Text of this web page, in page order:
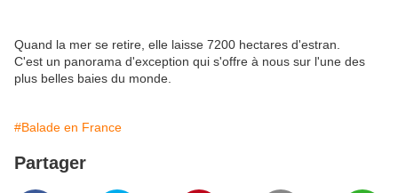
Quand la mer se retire, elle laisse 7200 hectares d'estran.
C'est un panorama d'exception qui s'offre à nous sur l'une des
plus belles baies du monde.
#Balade en France
Partager